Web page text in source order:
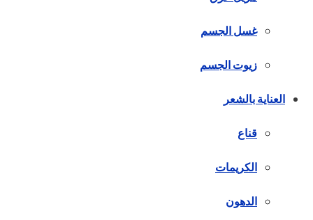
غسل الجسم
زيوت الجسم
العناية بالشعر
قناع
الكريمات
الدهون